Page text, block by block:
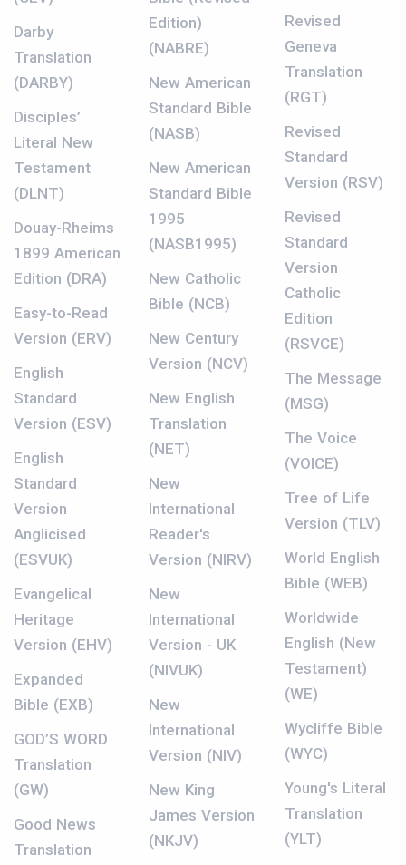
Darby
Translation
(DARBY)
Disciples’
Literal New
Testament
(DLNT)
Douay-Rheims
1899 American
Edition (DRA)
Easy-to-Read
Version (ERV)
English
Standard
Version (ESV)
English
Standard
Version
Anglicised
(ESVUK)
Evangelical
Heritage
Version (EHV)
Expanded
Bible (EXB)
GOD’S WORD
Translation
(GW)
Good News
Translation
Edition)
(NABRE)
New American
Standard Bible
(NASB)
New American
Standard Bible
1995
(NASB1995)
New Catholic
Bible (NCB)
New Century
Version (NCV)
New English
Translation
(NET)
New
International
Reader's
Version (NIRV)
New
International
Version - UK
(NIVUK)
New
International
Version (NIV)
New King
James Version
(NKJV)
Revised
Geneva
Translation
(RGT)
Revised
Standard
Version (RSV)
Revised
Standard
Version
Catholic
Edition
(RSVCE)
The Message
(MSG)
The Voice
(VOICE)
Tree of Life
Version (TLV)
World English
Bible (WEB)
Worldwide
English (New
Testament)
(WE)
Wycliffe Bible
(WYC)
Young's Literal
Translation
(YLT)